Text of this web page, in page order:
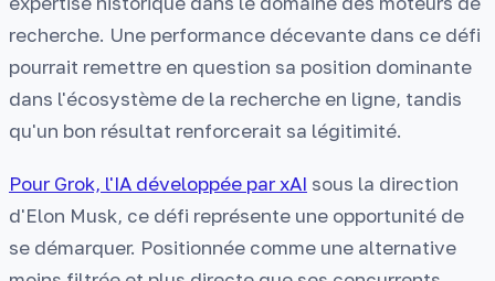
recherche. Une performance décevante dans ce défi
pourrait remettre en question sa position dominante
dans l'écosystème de la recherche en ligne, tandis
qu'un bon résultat renforcerait sa légitimité.
Pour Grok, l'IA développée par xAI sous la direction
d'Elon Musk, ce défi représente une opportunité de
se démarquer. Positionnée comme une alternative